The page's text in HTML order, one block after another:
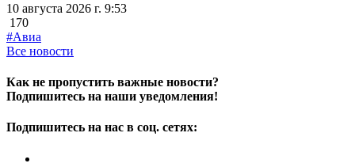
10 августа 2026 г. 9:53
170
#Авиа
Все новости
Как не пропустить важные новости?
Подпишитесь на наши уведомления!
Подпишитесь на нас в соц. сетях: